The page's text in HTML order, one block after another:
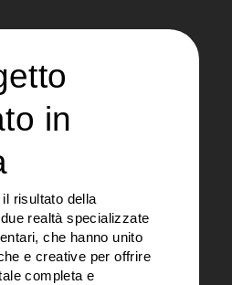
in
risultato della
realtà specializzate
che hanno unito
e creative per offrire
completa e